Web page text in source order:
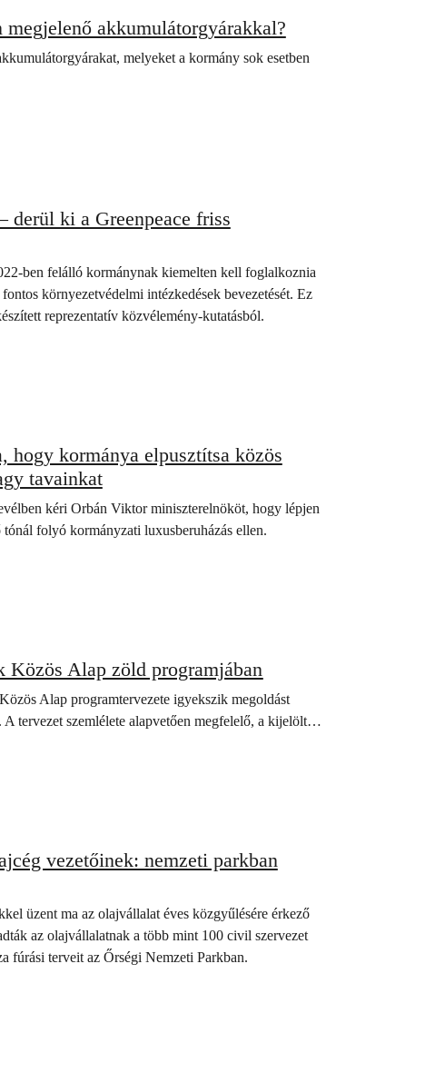
akkumulátorgyárakkal?
melyeket a kormány sok esetben
derül ki a Greenpeace friss
ben felálló kormánynak kiemelten kell foglalkoznia
környezetvédelmi intézkedések bevezetését. Ez
reprezentatív közvélemény-kutatásból.
hogy kormánya elpusztítsa közös
tavainkat
kéri Orbán Viktor miniszterelnököt, hogy lépjen
folyó kormányzati luxusberuházás ellen.
Közös Alap zöld programjában
Alap programtervezete igyekszik megoldást
tervezet szemlélete alapvetően megfelelő, a kijelölt…
vezetőinek: nemzeti parkban
üzent ma az olajvállalat éves közgyűlésére érkező
az olajvállalatnak a több mint 100 civil szervezet
fúrási terveit az Őrségi Nemzeti Parkban.